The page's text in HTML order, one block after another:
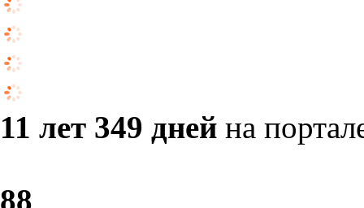
11 лет 349 дней на
88